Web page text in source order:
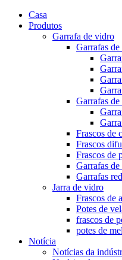
Casa
Produtos
Garrafa de vidro
Garrafas
Garrafas de
Frascos de
Frascos
Frascos de
Garrafas de
Garrafas
Jarra de vidro
Frascos de
Potes de
frascos de
potes de mel
Notícia
Notícias da